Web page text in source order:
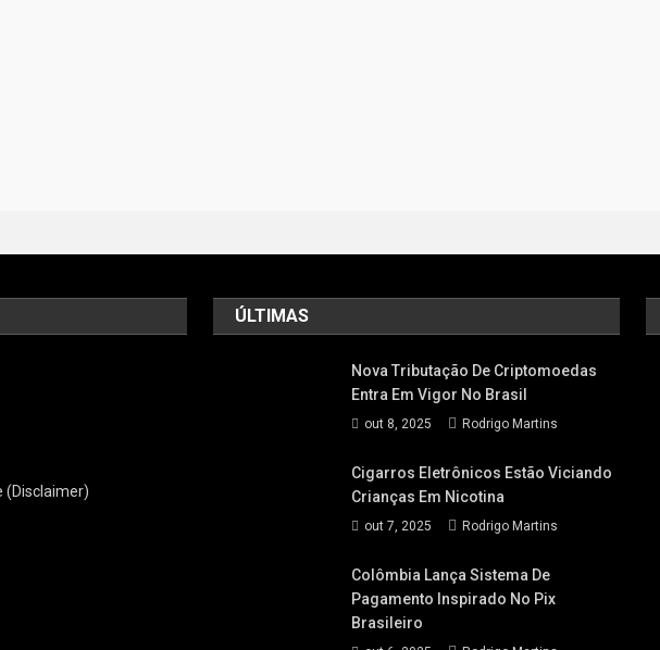
(Disclaimer)
ÚLTIMAS
Nova Tributação De Criptomoedas
Entra Em Vigor No Brasil
out 8, 2025 Rodrigo Martins
Cigarros Eletrônicos Estão Viciando
Crianças Em Nicotina
out 7, 2025 Rodrigo Martins
Colômbia Lança Sistema De
Pagamento Inspirado No Pix
Brasileiro